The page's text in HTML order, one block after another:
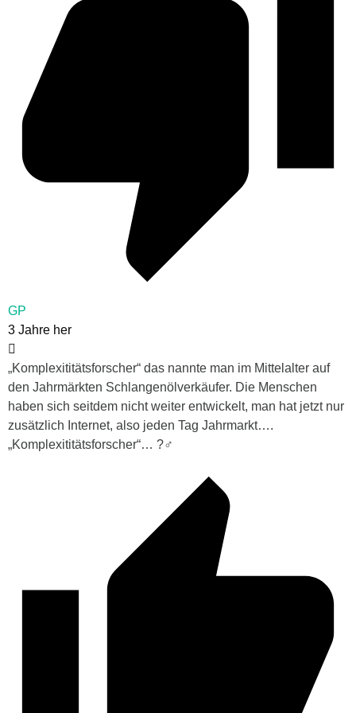
GP
3 Jahre her
„Komplexititätsforscher“ das nannte man im Mittelalter auf
den Jahrmärkten Schlangenölverkäufer. Die Menschen
haben sich seitdem nicht weiter entwickelt, man hat jetzt nur
zusätzlich Internet, also jeden Tag Jahrmarkt….
„Komplexititätsforscher“… ?‍♂️